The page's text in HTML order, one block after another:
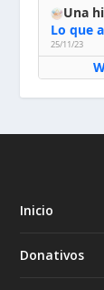
Una
Lo que
25/11/23
Inicio
Donativos